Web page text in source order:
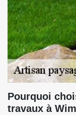
Pourquoi
travaux à